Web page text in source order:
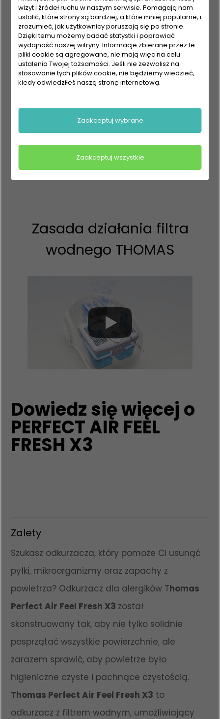
Zasada działania filtra
wodnego THOMAS
Dowiedz się więcej o
PERFECT AIR FEEL
FRESH X3
Zalety
Szukasz odkurzacza, który pomoże Ci usunąć
pyłki, mikroorganizmy oraz zapachy z
powietrza? Odkurzacz dla alergików Thomas
Perfect Air Feel Fresh X3 został
skonstruowany tak, aby nie tylko solidnie
posprzątać wszystkie powierzchnie, ale
zarazem sprawić, aby powietrze było
higieniczne czyste i pachnące czystością.
Thomas Perfect Air Feel Fresh X3 to
odkurzacz z filtrem wodnym, umożliwiający
wizyt i źródeł ruchu w naszym serwisie. Pomagają nam
ustalić, które strony są bardziej, a które mniej popularne, i
zrozumieć, jak użytkownicy poruszają się po stronie.
Dzięki temu możemy badać statystki i poprawiać
wydajność naszej witryny. Informacje zbierane przez te
pliki cookie są agregowane, nie mają więc na celu
ustalenia Twojej tożsamości. Jeśli nie zezwolisz na
stosowanie tych plików cookie, nie będziemy wiedzieć,
kiedy odwiedziłeś naszą stronę internetową.
Zaakceptuj wybrane
Zaakceptuj wszystkie